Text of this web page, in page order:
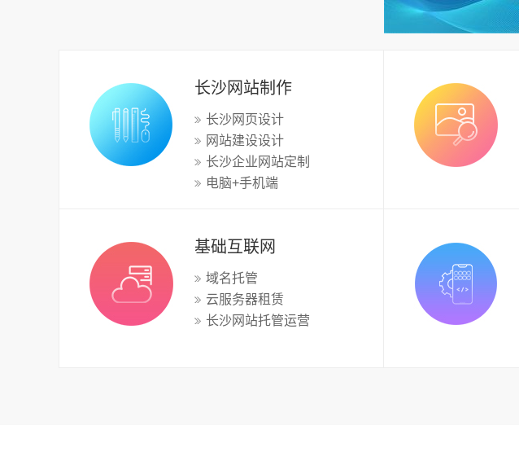
长沙网站制作
长沙网页设计
网站建设设计
长沙企业网站定制
电脑+手机端
基础互联网
域名托管
云服务器租赁
长沙网站托管运营